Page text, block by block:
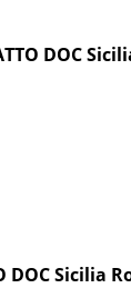
DOC
DOC Sicilia